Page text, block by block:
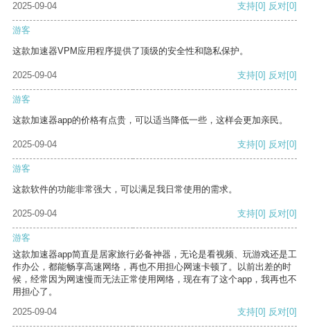
2025-09-04
支持[0] 反对[0]
游客
这款加速器VPM应用程序提供了顶级的安全性和隐私保护。
2025-09-04 支持[0] 反对[0]
游客
这款加速器app的价格有点贵，可以适当降低一些，这样会更加亲民。
2025-09-04 支持[0] 反对[0]
游客
这款软件的功能非常强大，可以满足我日常使用的需求。
2025-09-04 支持[0] 反对[0]
游客
这款加速器app简直是居家旅行必备神器，无论是看视频、玩游戏还是工
作办公，都能畅享高速网络，再也不用担心网速卡顿了。以前出差的时
候，经常因为网速慢而无法正常使用网络，现在有了这个app，我再也不
用担心了。
2025-09-04
支持[0] 反对[0]